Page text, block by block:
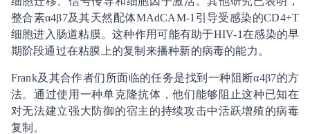
整合素α4β7及其天然配体MAdCAM-1引导受感染的CD4+T
细胞进入肠道粘膜。这种作用可能有助于HIV-1在感染的早
期阶段通过在粘膜上的复制来播种新的病毒的能力。
Frank及其合作者们所面临的任务是找到一种阻断α4β7的方
法。通过使用一种单克隆抗体，他们能够阻止这种已知在
对无法建立强大防御的宿主的持续攻击中活跃增殖的病毒
复制。